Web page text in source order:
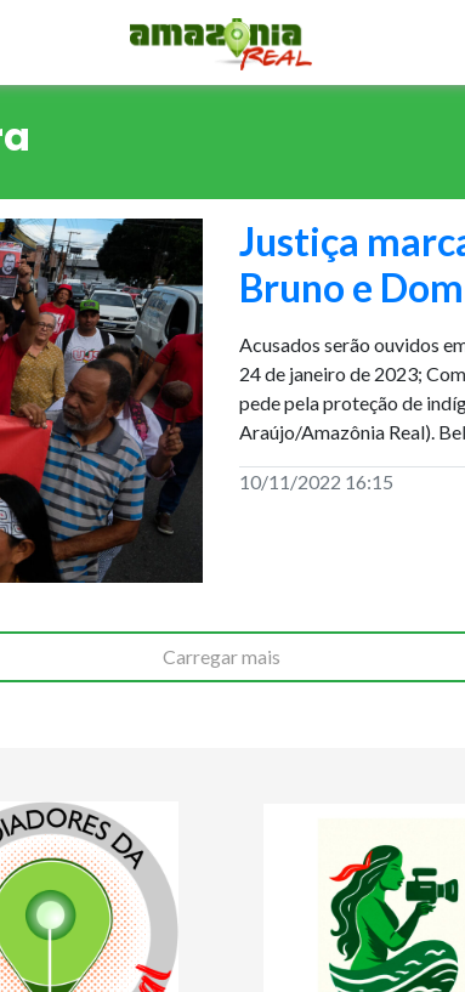
Justiça
Bruno e
Acusados serão ouvidos
24 de janeiro de 2023;
pede pela proteção de
Araújo/Amazônia Real).
10/11/2022 16:15
Carregar mais